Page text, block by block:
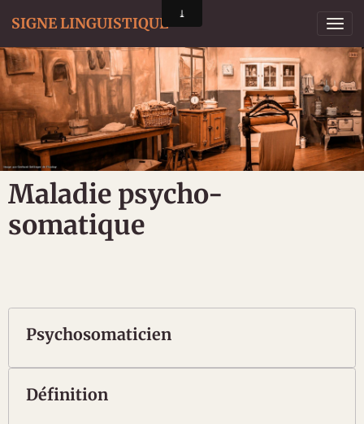
SIGNE LINGUISTIQUE
Maladie psycho-
somatique
Psychosomaticien
Définition